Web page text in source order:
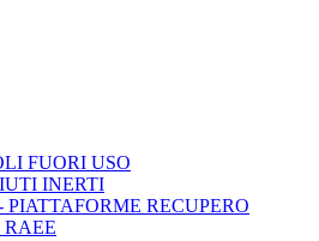
FUORI USO
INERTI
PIATTAFORME RECUPERO
RAEE